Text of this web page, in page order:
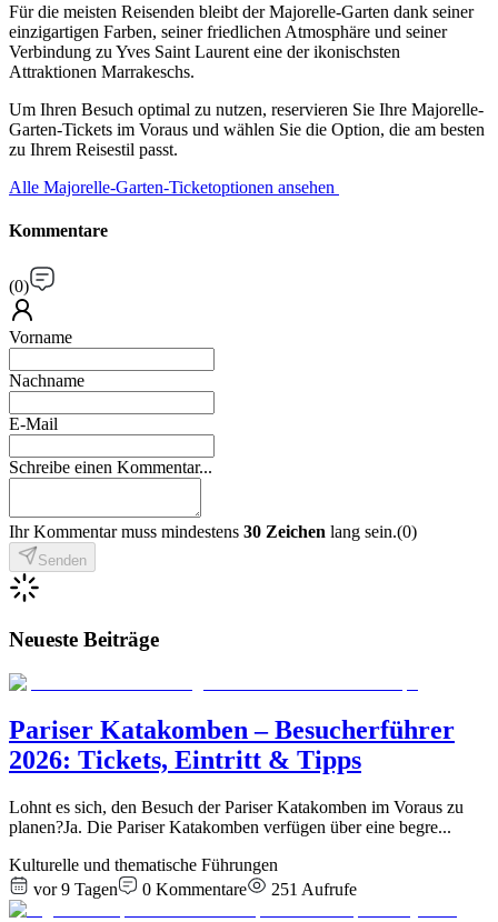
Für die meisten Reisenden bleibt der Majorelle-Garten dank seiner
einzigartigen Farben, seiner friedlichen Atmosphäre und seiner
Verbindung zu Yves Saint Laurent eine der ikonischsten
Attraktionen Marrakeschs.
Um Ihren Besuch optimal zu nutzen, reservieren Sie Ihre Majorelle-
Garten-Tickets im Voraus und wählen Sie die Option, die am besten
zu Ihrem Reisestil passt.
Alle Majorelle-Garten-Ticketoptionen ansehen
Kommentare
(0)
Vorname
Nachname
E-Mail
Schreibe einen Kommentar...
Ihr Kommentar muss mindestens 30 Zeichen lang sein.(0)
Senden
Neueste Beiträge
Pariser Katakomben – Besucherführer
2026: Tickets, Eintritt & Tipps
Lohnt es sich, den Besuch der Pariser Katakomben im Voraus zu
planen?Ja. Die Pariser Katakomben verfügen über eine begre...
Kulturelle und thematische Führungen
vor 9 Tagen
0 Kommentare 251 Aufrufe